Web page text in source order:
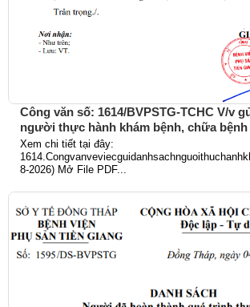
Công văn số: 1614/BVPSTG-TCHC V/v
người thực hành khám bệnh, chữa bệnh
Xem chi tiết tại đây:
8-2026) Mở File PDF...